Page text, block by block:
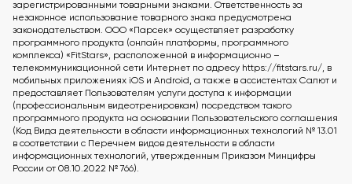
зарегистрированными товарными знаками. Ответственность за
незаконное использование товарного знака предусмотрена
законодательством. ООО «Парсек» осуществляет разработку
программного продукта (онлайн платформы, программного
комплекса) «FitStars», расположенной в информационно –
телекоммуникационной сети Интернет по адресу https://fitstars.ru/, в
мобильных приложениях iOS и Android, а также в ассистентах Салют и
предоставляет Пользователям услуги доступа к информации
(профессиональным видеотренировкам) посредством такого
программного продукта на основании Пользовательского соглашения
(Код Вида деятельности в области информационных технологий № 13.01
в соответствии с Перечнем видов деятельности в области
информационных технологий, утвержденным Приказом Минцифры
России от 08.10.2022 № 766).